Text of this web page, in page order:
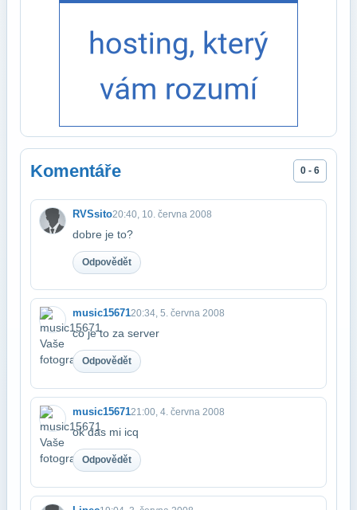
Komentáře 0 - 6
RVSsito20:40, 10. června 2008
dobre je to?
Odpovědět
music1567120:34, 5. června 2008
co je to za server
Odpovědět
music1567121:00, 4. června 2008
ok das mi icq
Odpovědět